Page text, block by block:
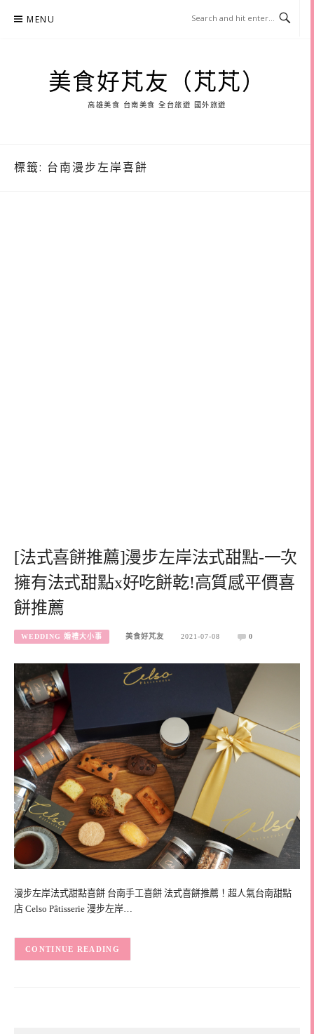
MENU
美食好芃友（芃芃）
高雄美食 台南美食 全台旅遊 國外旅遊
標籤: 台南漫步左岸喜餅
[法式喜餅推薦]漫步左岸法式甜點-一次
擁有法式甜點x好吃餅乾!高質感平價喜
餅推薦
WEDDING 婚禮大小事 美食好芃友 2021-07-08 0
漫步左岸法式甜點喜餅 台南手工喜餅 法式喜餅推薦！超人氣台南甜點
店 Celso Pâtisserie 漫步左岸…
CONTINUE READING